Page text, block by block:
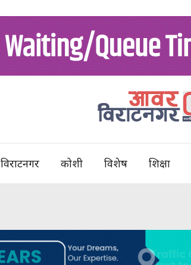
विराटनगर कोशी विशेष शिक्षा